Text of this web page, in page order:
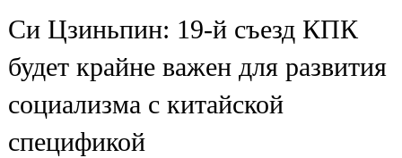
Си Цзиньпин: 19-й съезд КПК
будет крайне важен для развития
социализма с китайской
спецификой